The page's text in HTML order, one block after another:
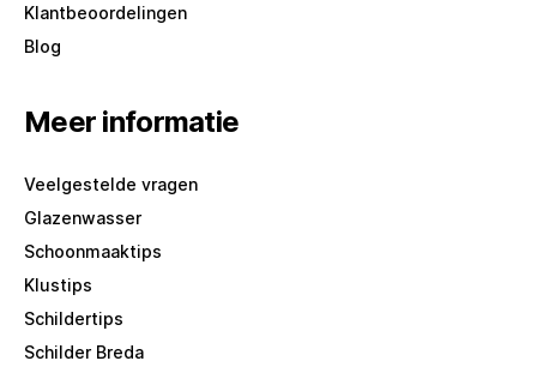
Klantbeoordelingen
Blog
Meer informatie
Veelgestelde vragen
Glazenwasser
Schoonmaaktips
Klustips
Schildertips
Schilder Breda